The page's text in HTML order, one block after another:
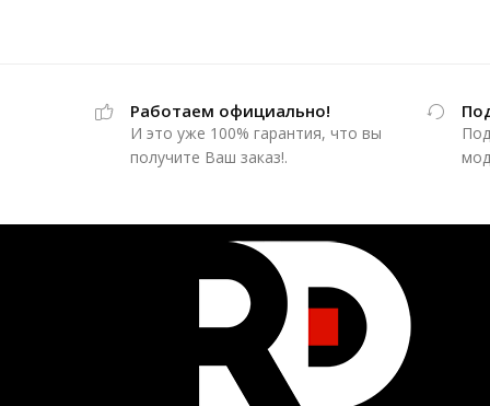
Работаем официально!
И это уже 100% гарантия, что вы
получите Ваш заказ!.